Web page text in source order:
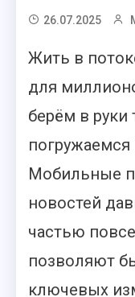
26.07.2025
Жить в
для
берём в руки
Мобильные
новостей
частью
позволяют
ключевых